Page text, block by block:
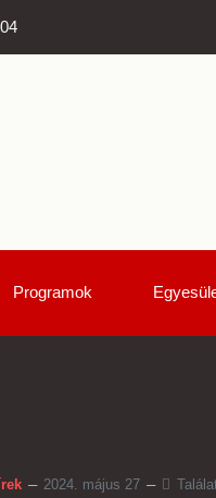
Programok
2024. május 27